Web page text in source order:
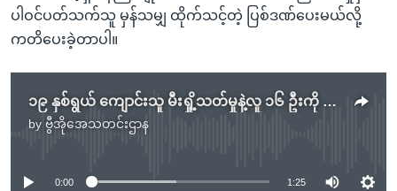
ပါဝင်ပတ်သက်သူ မှန်သမျှ ထိုက်သင့်တဲ့ ပြစ်ဒဏ်ပေးမယ်လို့
ကတိပေးခဲ့တာပါ။
၁၉ နှစ်ရွယ် ကျောင်းသူ မီးရှို့သတ်မှုနဲ့လူ ၁၆ ဦးကို ဘင်္ဂလားဒေ့ရှ် ရဲ တရားစွဲ
by ဗွီအိုအေသတင်းဌာန
No media source currently available
0:00 1:25